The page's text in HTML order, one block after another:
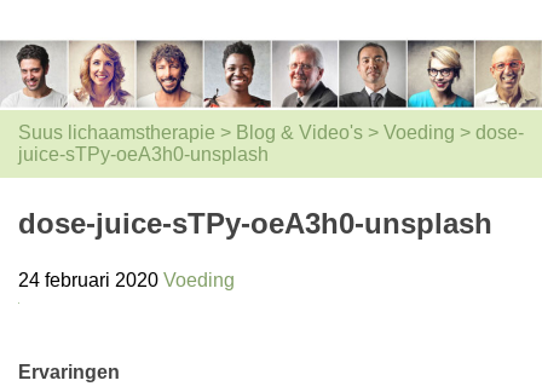
Suus lichaamstherapie > Blog & Video's > Voeding > dose-
juice-sTPy-oeA3h0-unsplash
dose-juice-sTPy-oeA3h0-unsplash
24 februari 2020 Voeding
Ervaringen